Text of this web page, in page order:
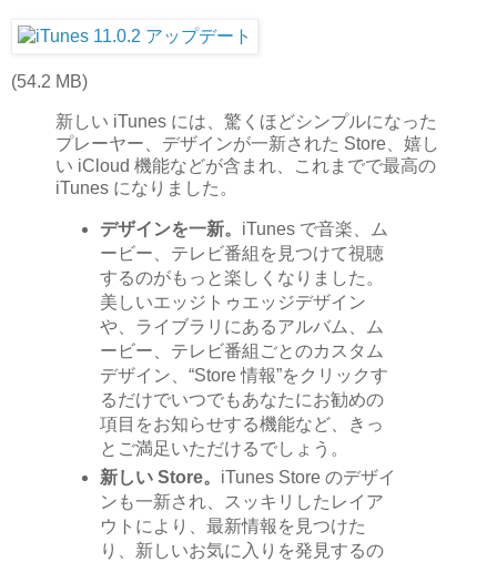
(54.2 MB)
新しい iTunes には、驚くほどシンプルになった
プレーヤー、デザインが一新された Store、嬉し
い iCloud 機能などが含まれ、これまでで最高の
iTunes になりました。
デザインを一新。 iTunes で音楽、ム
ービー、テレビ番組を見つけて視聴
するのがもっと楽しくなりました。
美しいエッジトゥエッジデザイン
や、ライブラリにあるアルバム、ム
ービー、テレビ番組ごとのカスタム
デザイン、“Store 情報”をクリックす
るだけでいつでもあなたにお勧めの
項目をお知らせする機能など、きっ
とご満足いただけるでしょう。
新しい Store。 iTunes Store のデザイ
ンも一新され、スッキリしたレイア
ウトにより、最新情報を見つけた
り、新しいお気に入りを発見するの